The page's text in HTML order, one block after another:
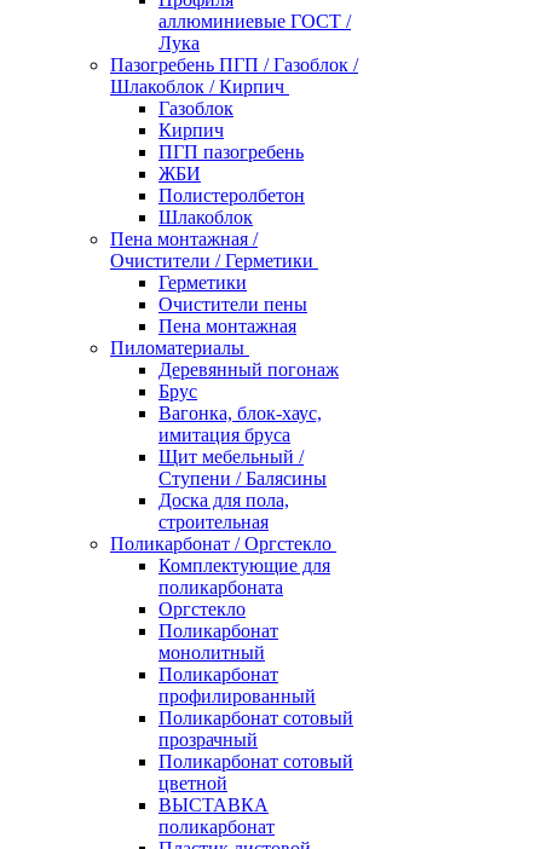
аллюминиевые ГОСТ /
Лука
Пазогребень ПГП / Газоблок /
Шлакоблок / Кирпич
Газоблок
Кирпич
ПГП пазогребень
ЖБИ
Полистеролбетон
Шлакоблок
Пена монтажная /
Очистители / Герметики
Герметики
Очистители пены
Пена монтажная
Пиломатериалы
Деревянный погонаж
Брус
Вагонка, блок-хаус,
имитация бруса
Щит мебельный /
Ступени / Балясины
Доска для пола,
строительная
Поликарбонат / Оргстекло
Комплектующие для
поликарбоната
Оргстекло
Поликарбонат
монолитный
Поликарбонат
профилированный
Поликарбонат сотовый
прозрачный
Поликарбонат сотовый
цветной
ВЫСТАВКА
поликарбонат